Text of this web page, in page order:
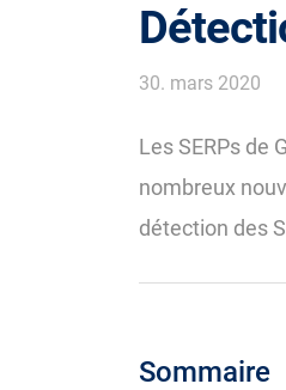
30. mars 2020
Les SERPs de
nombreux
détection des
Sommaire